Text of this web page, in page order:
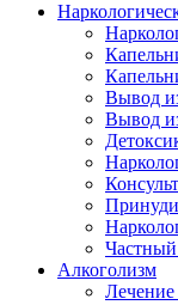
Вывод
Вывод
Частный
Алкоголизм
Лечение